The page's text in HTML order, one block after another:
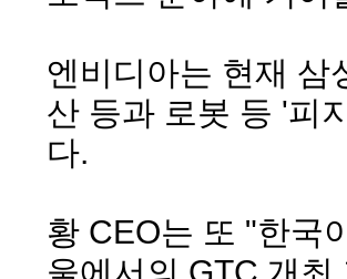
엔비디아는 현재 삼
산 등과 로봇 등 '피
다.
황 CEO는 또 "한국